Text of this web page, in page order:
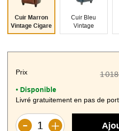
Cuir Marron
Vintage Cigare
Cuir Bleu
Vintage
Cuir Ocre
Prix 1
• Disponible
Livré gratuitement en pas de